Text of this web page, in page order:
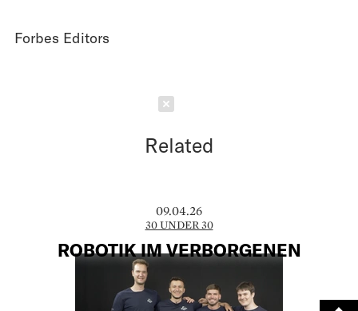
Forbes Editors
Related
09.04.26
30 UNDER 30
ROBOTIK IM VERBORGENEN